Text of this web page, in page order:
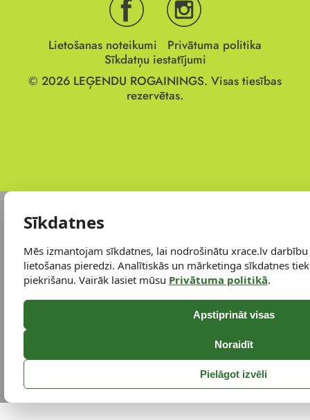
Lietošanas noteikumi
Privātuma politika
Sīkdatņu iestatījumi
© 2026 LEĢENDU ROGAININGS. Visas tiesības
rezervētas.
Sīkdatnes
Mēs izmantojam sīkdatnes, lai nodrošinātu xrace.lv
lietošanas pieredzi. Analītiskās un mārketinga sīkdatnes
piekrišanu. Vairāk lasiet mūsu Privātuma politikā.
Apstiprināt visas
Noraidīt
Pielāgot izvēli